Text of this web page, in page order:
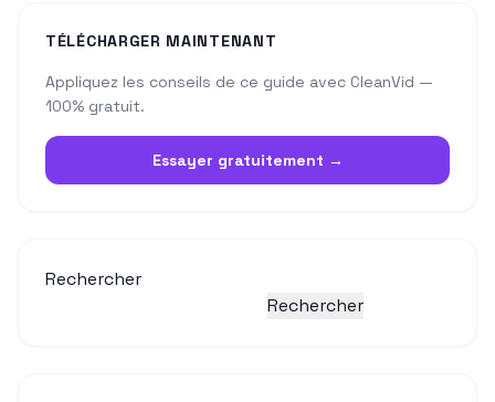
TÉLÉCHARGER MAINTENANT
Appliquez les conseils de ce guide avec CleanVid —
100% gratuit.
Essayer gratuitement →
Rechercher
Rechercher